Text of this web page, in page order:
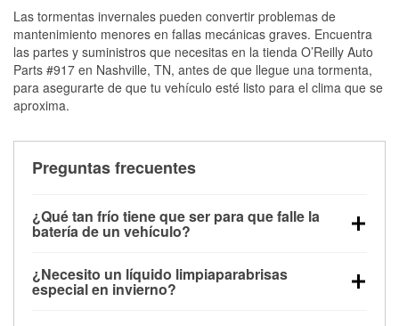
Las tormentas invernales pueden convertir problemas de
mantenimiento menores en fallas mecánicas graves. Encuentra
las partes y suministros que necesitas en la tienda O’Reilly Auto
Parts #917 en Nashville, TN, antes de que llegue una tormenta,
para asegurarte de que tu vehículo esté listo para el clima que se
aproxima.
Preguntas frecuentes
¿Qué tan frío tiene que ser para que falle la
batería de un vehículo?
debajo de los 32 °F y puede perder hasta la mitad de
su potencia de arranque cerca de los 0 °F, lo que
¿Necesito un líquido limpiaparabrisas
especial en invierno?